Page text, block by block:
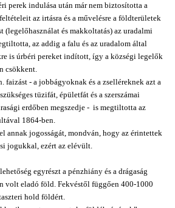
perek indulása után már nem biztosította a
az irtásra és a művelésre a földterületek
(legelőhasználat és makkoltatás) az uradalmi
az addig a falu és az uradalom által
is úrbéri pereket indított, így a községi legelők
csökkent.
faizást - a jobbágyoknak és a zselléreknek azt a
tüzifát, épületfát és a szerszámai
erdőben megszedje - is megtiltotta az
1864-ben.
annak jogosságát, mondván, hogy az érintettek
jogukkal, ezért az elévült.
egyrészt a pénzhiány és a drágaság
volt eladó föld. Fekvéstől függően 400-1000
hold földért.